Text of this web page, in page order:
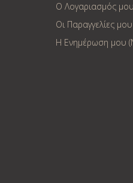
Ο Λογαριασμός μου
Οι Παραγγελίες μου
Η Ενημέρωση μου